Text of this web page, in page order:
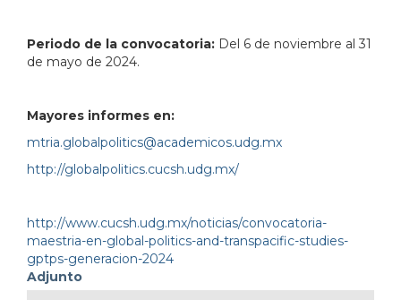
Periodo de la convocatoria: Del 6 de noviembre al 31
de mayo de 2024.
Mayores informes en:
mtria.globalpolitics@academicos.udg.mx
http://globalpolitics.cucsh.udg.mx/
http://www.cucsh.udg.mx/noticias/convocatoria-
maestria-en-global-politics-and-transpacific-studies-
gptps-generacion-2024
Adjunto